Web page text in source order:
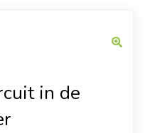
in de